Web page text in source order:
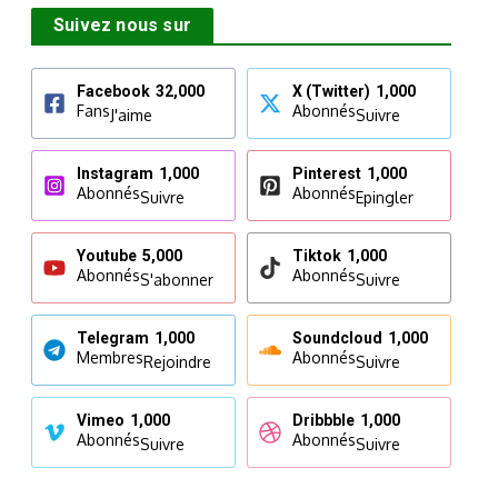
Suivez nous sur
Facebook 32,000
FansJ'aime
X (Twitter) 1,000
AbonnésSuivre
Instagram 1,000
AbonnésSuivre
Pinterest 1,000
AbonnésEpingler
Youtube 5,000
AbonnésS'abonner
Tiktok 1,000
AbonnésSuivre
Telegram 1,000
MembresRejoindre
Soundcloud 1,000
AbonnésSuivre
Vimeo 1,000
AbonnésSuivre
Dribbble 1,000
AbonnésSuivre